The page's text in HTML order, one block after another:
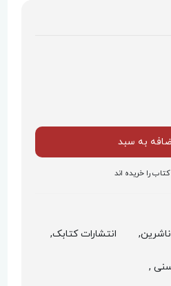
به سبد
را خریده اند
ناشرین, انتشارات کتابک,
,